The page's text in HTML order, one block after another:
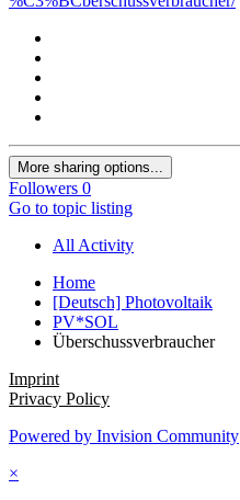
More sharing options...
Followers 0
Go to topic listing
All Activity
Home
[Deutsch] Photovoltaik
PV*SOL
Überschussverbraucher
Imprint
Privacy Policy
Powered by Invision Community
×